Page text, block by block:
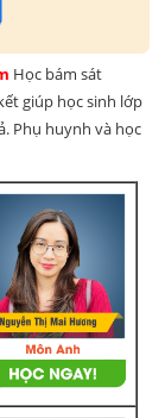
Học bám sát
giúp học sinh lớp
Phụ huynh và học